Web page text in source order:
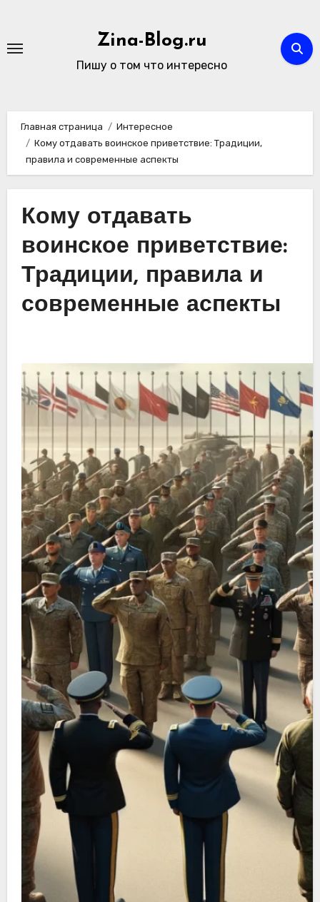
содержимому
Zina-Blog.ru
Пишу о том что интересно
Главная страница
Интересное
Кому отдавать воинское приветствие: Традиции,
правила и современные аспекты
Кому отдавать
воинское приветствие:
Традиции, правила и
современные аспекты